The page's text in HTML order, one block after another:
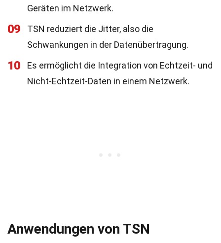
Geräten im Netzwerk.
09
TSN reduziert die Jitter, also die
Schwankungen in der Datenübertragung.
10
Es ermöglicht die Integration von Echtzeit- und
Nicht-Echtzeit-Daten in einem Netzwerk.
Anwendungen von TSN